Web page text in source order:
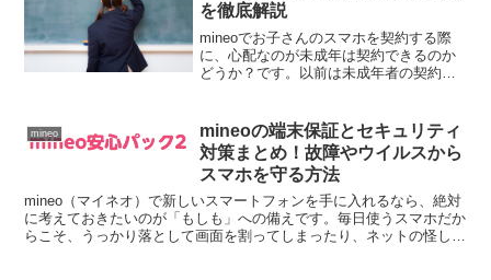
を徹底解説
mineoでお子さんのスマホを契約する際
に、心配なのが未成年は契約できるのか
どうか？です。以前は未成年者の契約が
ービス改訂を経て、今では非常にスムー
ズに利用できる...
mineo
mineoの端末保証とセキュリティ
対策まとめ！故障やウイルスから
スマホを守る方法
mineo（マイネオ）で新しいスマートフォンを手に入れるなら、絶対
に考えておきたいのが「もしも」への備えです。毎日使うスマホだか
らこそ、うっかり落として画面を割ってしまったり、ネットの怪しい